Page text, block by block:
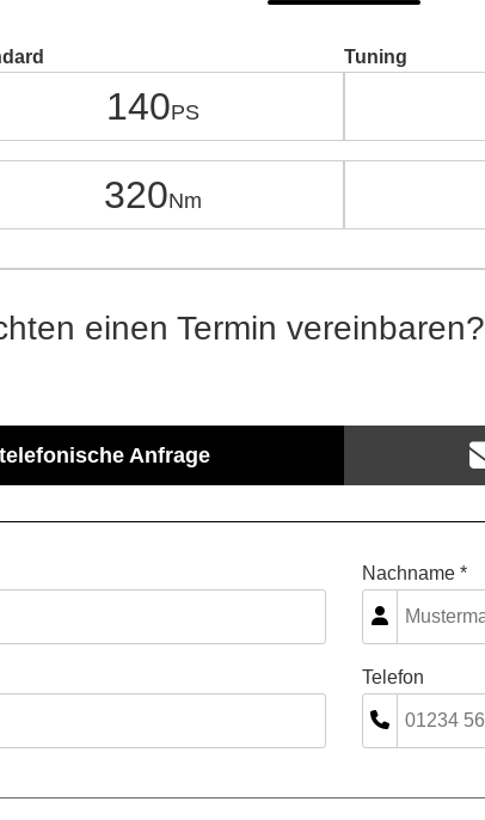
140
320
Tuning
einen Termin vereinbaren?
telefonische Anfrage
Nachname *
Telefon